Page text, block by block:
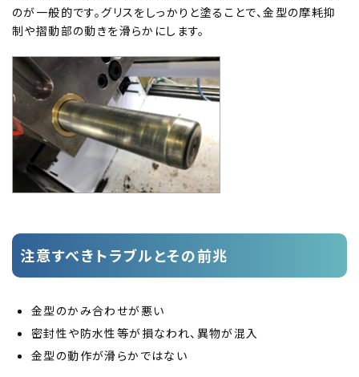
のが一般的です。グリスをしっかりと塗ることで、金型の摩耗抑
制や摺動部の動きを滑らかにします。
注意すべきトラブルとその前兆
金型のかみ合わせが悪い
密封性や防水性等が損なわれ、異物が混入
金型の動作が滑らかではない